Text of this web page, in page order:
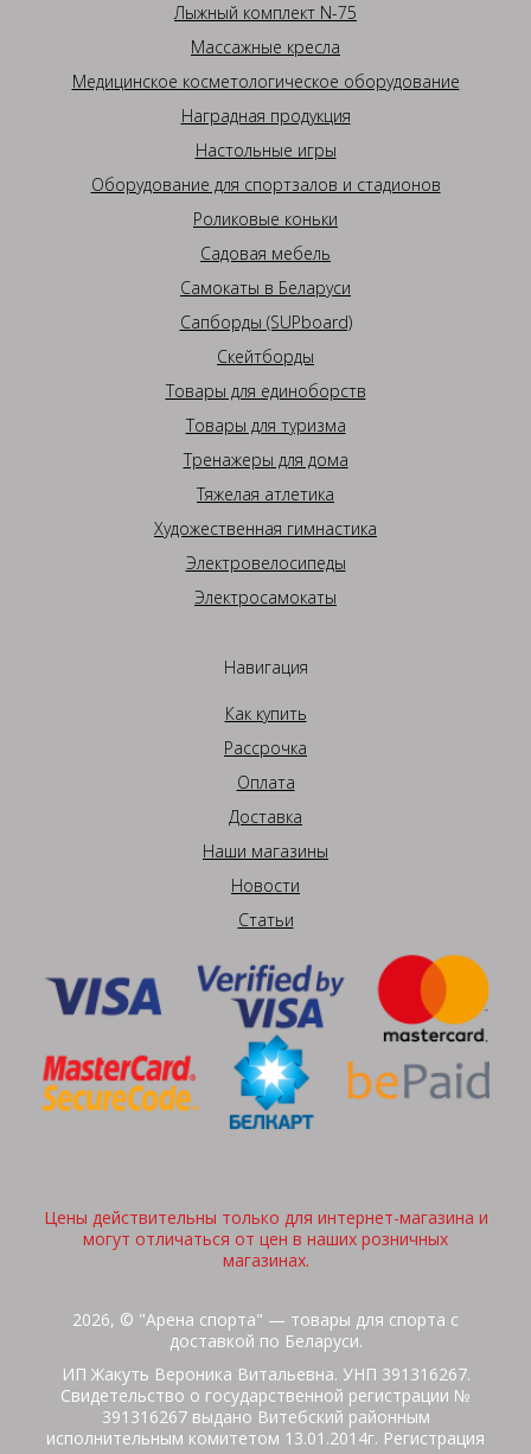
Лыжный комплект N-75
Массажные кресла
Медицинское косметологическое оборудование
Наградная продукция
Настольные игры
Оборудование для спортзалов и стадионов
Роликовые коньки
Садовая мебель
Самокаты в Беларуси
Сапборды (SUPboard)
Скейтборды
Товары для единоборств
Товары для туризма
Тренажеры для дома
Тяжелая атлетика
Художественная гимнастика
Электровелосипеды
Электросамокаты
Навигация
Как купить
Рассрочка
Оплата
Доставка
Наши магазины
Новости
Статьи
Цены действительны только для интернет-магазина и
могут отличаться от цен в наших розничных
магазинах.
2026, © "Арена спорта" — товары для спорта с
доставкой по Беларуси.
ИП Жакуть Вероника Витальевна. УНП 391316267.
Свидетельство о государственной регистрации №
391316267 выдано Витебский районным
исполнительным комитетом 13.01.2014г. Регистрация